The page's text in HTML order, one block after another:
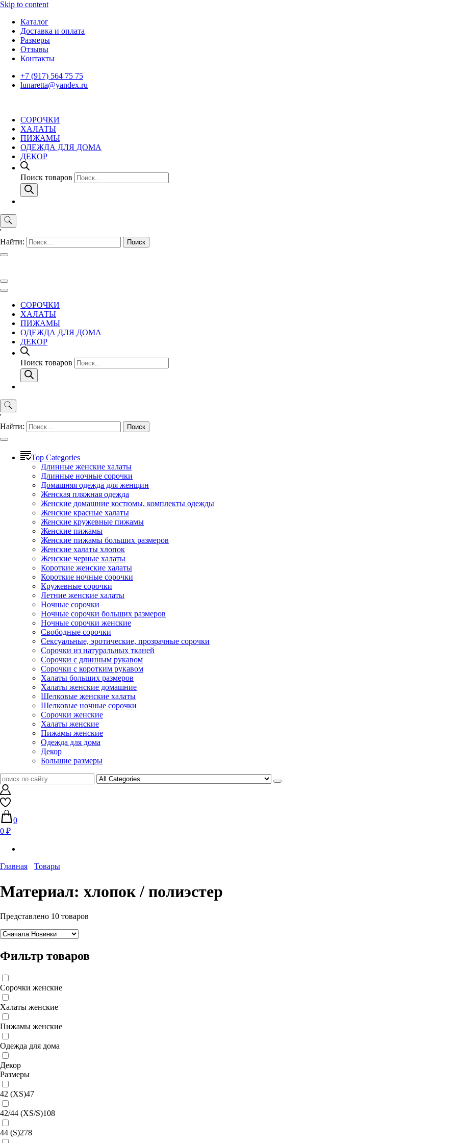
Skip to content
Каталог
Доставка и оплата
Размеры
Отзывы
Контакты
+7 (917) 564 75 75
lunaretta@yandex.ru
СОРОЧКИ
ХАЛАТЫ
ПИЖАМЫ
ОДЕЖДА ДЛЯ ДОМА
ДЕКОР
Поиск товаров
'
Найти:
СОРОЧКИ
ХАЛАТЫ
ПИЖАМЫ
ОДЕЖДА ДЛЯ ДОМА
ДЕКОР
Поиск товаров
'
Найти:
Top Categories
Длинные женские халаты
Длинные ночные сорочки
Домашняя одежда для женщин
Женская пляжная одежда
Женские домашние костюмы, комплекты одежды
Женские красные халаты
Женские кружевные пижамы
Женские пижамы
Женские пижамы больших размеров
Женские халаты хлопок
Женские черные халаты
Короткие женские халаты
Короткие ночные сорочки
Кружевные сорочки
Летние женские халаты
Ночные сорочки
Ночные сорочки больших размеров
Ночные сорочки женские
Свободные сорочки
Сексуальные, эротические, прозрачные сорочки
Сорочки из натуральных тканей
Сорочки с длинным рукавом
Сорочки с коротким рукавом
Халаты больших размеров
Халаты женские домашние
Шелковые женские халаты
Шелковые ночные сорочки
Сорочки женские
Халаты женские
Пижамы женские
Одежда для дома
Декор
Большие размеры
0
0 ₽
Главная Товары
Материал: хлопок / полиэстер
Представлено 10 товаров
Фильтр товаров
Сорочки женские
Халаты женские
Пижамы женские
Одежда для дома
Декор
Размеры
42 (XS)47
42/44 (XS/S)108
44 (S)278